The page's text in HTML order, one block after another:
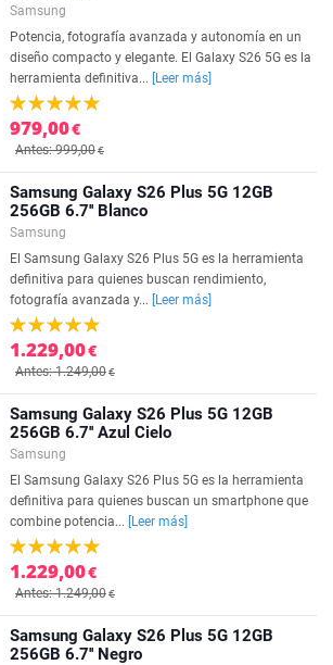
Samsung
Potencia, fotografía avanzada y autonomía en un
diseño compacto y elegante. El Galaxy S26 5G es la
herramienta definitiva...
[Leer más]
979,00€
Antes: 999,00€
Samsung Galaxy S26 Plus 5G 12GB
256GB 6.7'' Blanco
Samsung
El Samsung Galaxy S26 Plus 5G es la herramienta
definitiva para quienes buscan rendimiento,
fotografía avanzada y...
[Leer más]
1.229,00€
Antes: 1.249,00€
Samsung Galaxy S26 Plus 5G 12GB
256GB 6.7'' Azul Cielo
Samsung
El Samsung Galaxy S26 Plus 5G es la herramienta
definitiva para quienes buscan un smartphone que
combine potencia...
[Leer más]
1.229,00€
Antes: 1.249,00€
Samsung Galaxy S26 Plus 5G 12GB
256GB 6.7'' Negro